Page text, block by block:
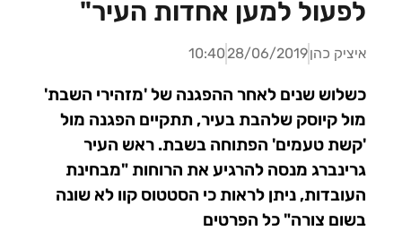
לפעול למען אחדות העיר"
איציק כהן28/06/2019
10:40
כשלוש שנים לאחר ההפגנה של 'מזהירי השבת'
מול קיוסק שלהבת בעיר, תתקיים הפגנה מול
'קשת טעמים' הפתוחה בשבת. ראש העיר
גרינברג מנסה להרגיע את הרוחות "מבחינת
העובדות, ניתן לראות כי הסטטוס קוו לא שונה
בשום צורה" כל הפרטים